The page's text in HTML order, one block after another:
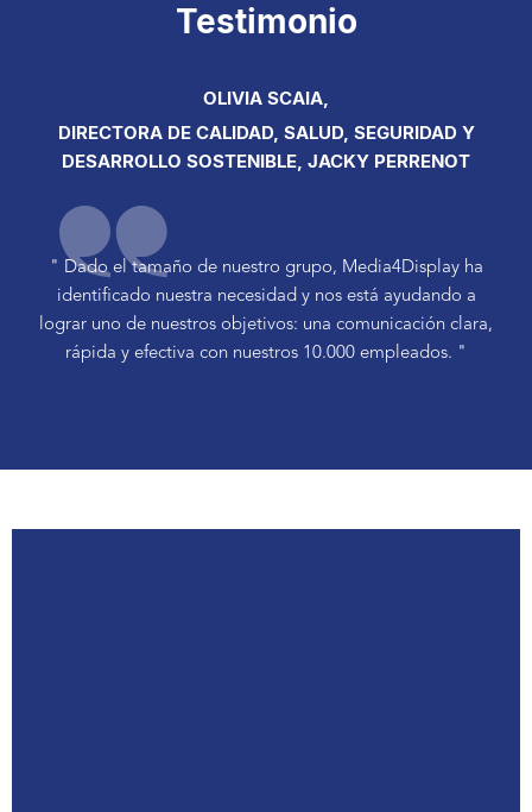
Testimonio
OLIVIA SCAIA,
DIRECTORA DE CALIDAD, SALUD, SEGURIDAD Y
DESARROLLO SOSTENIBLE, JACKY PERRENOT
" Dado el tamaño de nuestro grupo, Media4Display ha
identificado nuestra necesidad y nos está ayudando a
lograr uno de nuestros objetivos: una comunicación clara,
rápida y efectiva con nuestros 10.000 empleados. "